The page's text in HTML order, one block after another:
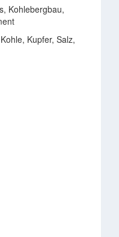
Kohlebergbau,
Kupfer, Salz,